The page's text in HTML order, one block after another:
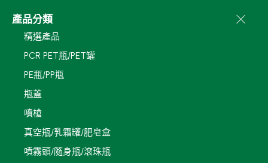
產品分類
精選產品
PCR PET瓶/PET罐
PE瓶/PP瓶
瓶蓋
噴槍
真空瓶/乳霜罐/肥皂盒
噴霧頭/隨身瓶/滾珠瓶